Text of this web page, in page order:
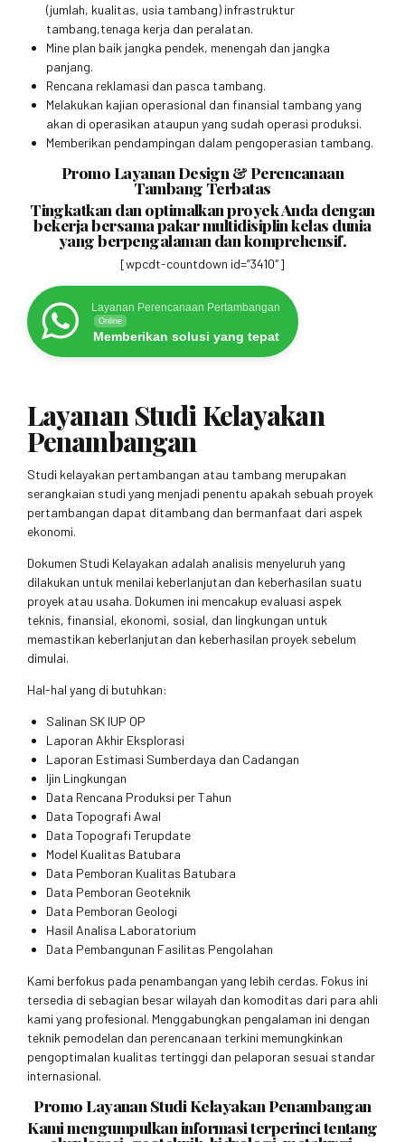
(jumlah, kualitas, usia tambang) infrastruktur
tambang,tenaga kerja dan peralatan.
Mine plan baik jangka pendek, menengah dan jangka
panjang.
Rencana reklamasi dan pasca tambang.
Melakukan kajian operasional dan finansial tambang yang
akan di operasikan ataupun yang sudah operasi produksi.
Memberikan pendampingan dalam pengoperasian tambang.
Promo Layanan Design & Perencanaan
Tambang Terbatas
Tingkatkan dan optimalkan proyek Anda dengan
bekerja bersama pakar multidisiplin kelas dunia
yang berpengalaman dan komprehensif.
[wpcdt-countdown id=”3410″]
Layanan Perencanaan Pertambangan
Online
Memberikan solusi yang tepat
Layanan Studi Kelayakan
Penambangan
Studi kelayakan pertambangan atau tambang merupakan
serangkaian studi yang menjadi penentu apakah sebuah proyek
pertambangan dapat ditambang dan bermanfaat dari aspek
ekonomi.
Dokumen Studi Kelayakan adalah analisis menyeluruh yang
dilakukan untuk menilai keberlanjutan dan keberhasilan suatu
proyek atau usaha. Dokumen ini mencakup evaluasi aspek
teknis, finansial, ekonomi, sosial, dan lingkungan untuk
memastikan keberlanjutan dan keberhasilan proyek sebelum
dimulai.
Hal-hal yang di butuhkan:
Salinan SK IUP OP
Laporan Akhir Eksplorasi
Laporan Estimasi Sumberdaya dan Cadangan
Ijin Lingkungan
Data Rencana Produksi per Tahun
Data Topografi Awal
Data Topografi Terupdate
Model Kualitas Batubara
Data Pemboran Kualitas Batubara
Data Pemboran Geoteknik
Data Pemboran Geologi
Hasil Analisa Laboratorium
Data Pembangunan Fasilitas Pengolahan
Kami berfokus pada penambangan yang lebih cerdas. Fokus ini
tersedia di sebagian besar wilayah dan komoditas dari para ahli
kami yang profesional. Menggabungkan pengalaman ini dengan
teknik pemodelan dan perencanaan terkini memungkinkan
pengoptimalan kualitas tertinggi dan pelaporan sesuai standar
internasional.
Promo Layanan Studi Kelayakan Penambangan
Kami mengumpulkan informasi terperinci tentang